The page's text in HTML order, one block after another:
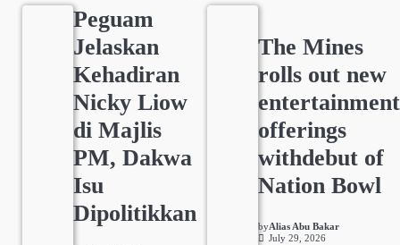
Peguam
Jelaskan
Kehadiran
Nicky Liow
di Majlis
PM, Dakwa
Isu
Dipolitikkan
The Mines
rolls out new
entertainment
offerings
withdebut of
Nation Bowl
byAlias Abu Bakar
July 29, 2026